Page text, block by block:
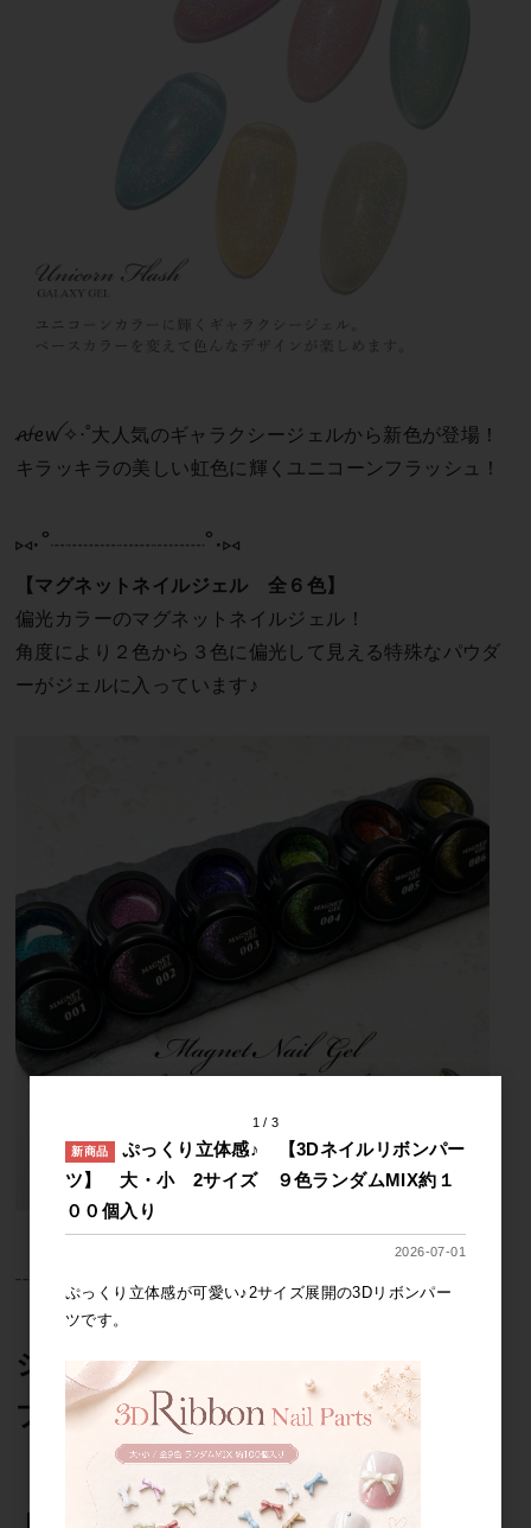
ꫛꫀꪝ✧‧˚大人気のギャラクシージェルから新色が登場！
キラッキラの美しい虹色に輝くユニコーンフラッシュ！
⑅∙˚┈┈┈┈┈┈┈┈┈˚∙⑅
【マグネットネイルジェル 全６色】
偏光カラーのマグネットネイルジェル！
角度により２色から３色に偏光して見える特殊なパウダ
ーがジェルに入っています♪
┈┈┈┈┈┈┈┈┈┈┈┈┈⿻*.·
ジェルに混ぜて使えるパウダータイ
プも◎
【パステルマグネットパウダー 全５色】
1 3
新商品
ぷっくり立体感♪ 【3Dネイルリボンパー
ツ】 大・小 2サイズ ９色ランダムMIX約１
００個入り
2026-07-01
ぷっくり立体感が可愛い♪2サイズ展開の3Dリボンパー
ツです。